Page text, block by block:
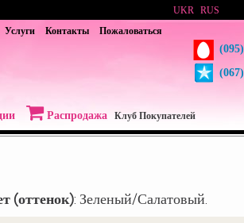
Услуги Контакты Пожаловаться
(095)
(067)
UKR RUS
Распродажа Клуб Покупателей
(оттенок): Зеленый/Салатовый.